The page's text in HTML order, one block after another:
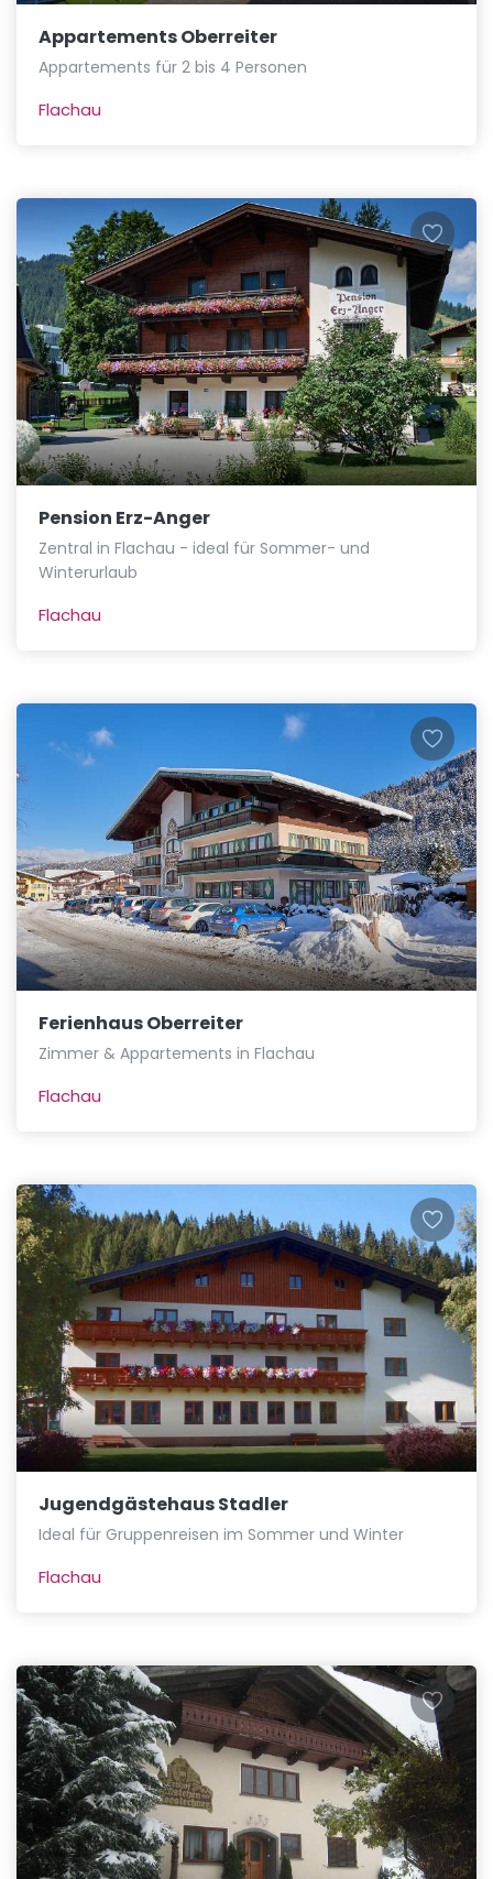
Appartements Oberreiter
Appartements für 2 bis 4 Personen
Flachau
Pension Erz-Anger
Zentral in Flachau - ideal für Sommer- und
Winterurlaub
Flachau
Ferienhaus Oberreiter
Zimmer & Appartements in Flachau
Flachau
Jugendgästehaus Stadler
Ideal für Gruppenreisen im Sommer und Winter
Flachau